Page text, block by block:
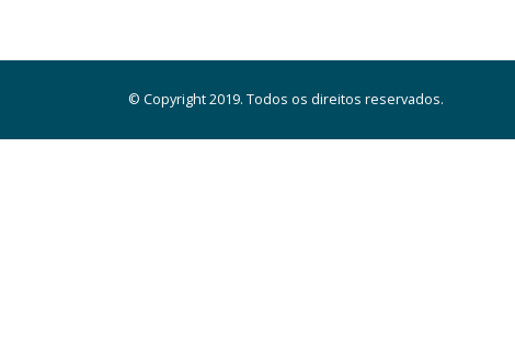
© Copyright 2019. Todos os direitos reservados.